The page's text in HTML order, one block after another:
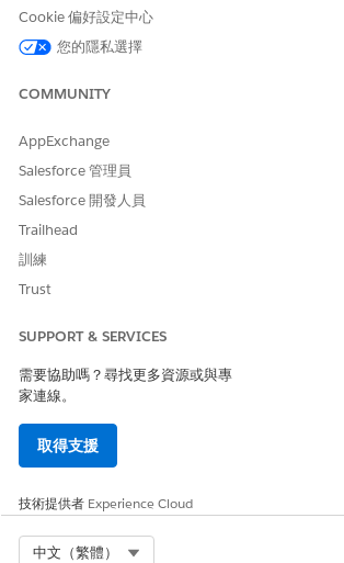
定期測試以確保工作人員仍依照預期執行。
建立測試案例和識別資料需求
測試案例會評估 AI 工作人員在實際狀況下表現
的子代理程式、執行適當的動作,以及準確、完整
應。強大測試情況包括:
案例描述:情況或內容的簡短敘述,例如剛收到
感到困惑的客戶。
預期子工作人員:
的子工作人員。
單的相關資訊」或「將交談升級至服務代表
能有所不同,但請確認語氣感覺正確且回應正
延期變化:
語言差異和不同客戶情感狀態的不同說話方
題的說話方式。
複輪:跨越一個問題與回應的對話。請務必測
對話中處理要求的方式。
Cookie 偏好設定中心
您的隱私選擇
COMMUNITY
AppExchange
Salesforce 管理員
Salesforce 開發人員
Trailhead
訓練
Trust
SUPPORT & SERVICES
需要協助嗎？尋找更多資源或與專
家連線。
取得支援
技術提供者 Experience Cloud
中文（繁體）